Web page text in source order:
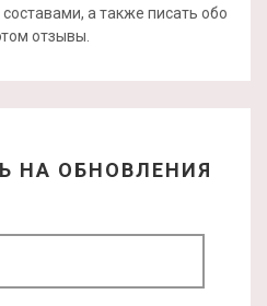
а также писать обо
отзывы.
НА ОБНОВЛЕНИЯ